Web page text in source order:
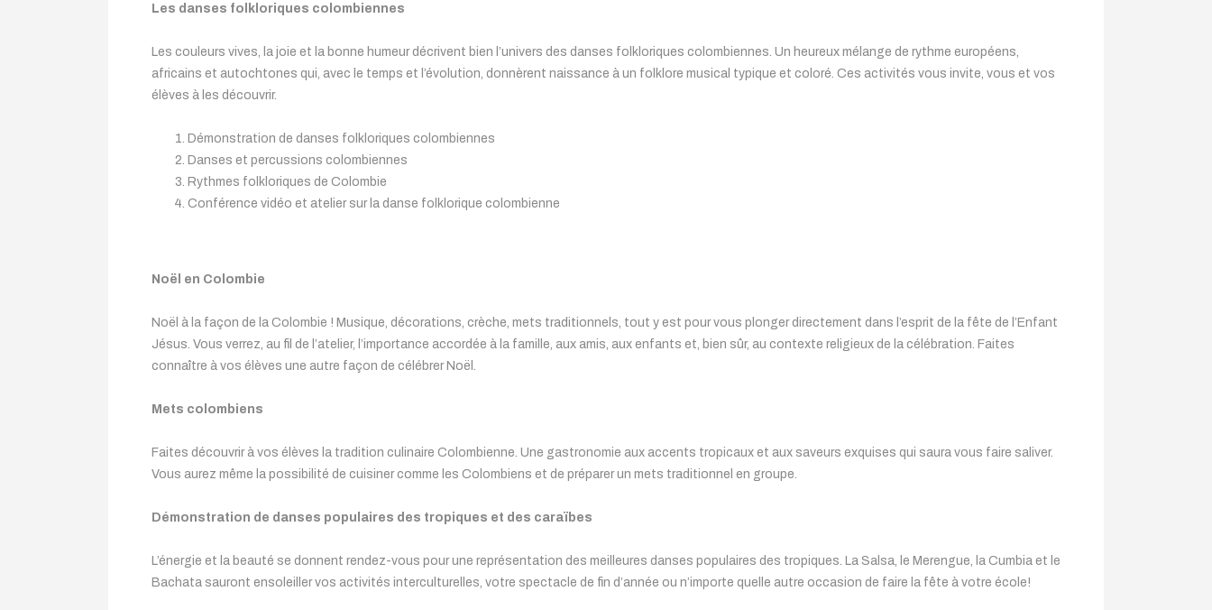
Les danses folkloriques colombiennes
Les couleurs vives, la joie et la bonne humeur décrivent bien l’univers des danses folkloriques colombiennes. Un heureux mélange de rythme européens,
africains et autochtones qui, avec le temps et l’évolution, donnèrent naissance à un folklore musical typique et coloré. Ces activités vous invite, vous et vos
élèves à les découvrir.
Démonstration de danses folkloriques colombiennes
Danses et percussions colombiennes
Rythmes folkloriques de Colombie
Conférence vidéo et atelier sur la danse folklorique colombienne
Noël en Colombie
Noël à la façon de la Colombie ! Musique, décorations, crèche, mets traditionnels, tout y est pour vous plonger directement dans l’esprit de la fête de l’Enfant
Jésus. Vous verrez, au fil de l’atelier, l’importance accordée à la famille, aux amis, aux enfants et, bien sûr, au contexte religieux de la célébration. Faites
connaître à vos élèves une autre façon de célébrer Noël.
Mets colombiens
Faites découvrir à vos élèves la tradition culinaire Colombienne. Une gastronomie aux accents tropicaux et aux saveurs exquises qui saura vous faire saliver.
Vous aurez même la possibilité de cuisiner comme les Colombiens et de préparer un mets traditionnel en groupe.
Démonstration de danses populaires des tropiques et des caraïbes
L’énergie et la beauté se donnent rendez-vous pour une représentation des meilleures danses populaires des tropiques. La Salsa, le Merengue, la Cumbia et le
Bachata sauront ensoleiller vos activités interculturelles, votre spectacle de fin d’année ou n’importe quelle autre occasion de faire la fête à votre école!